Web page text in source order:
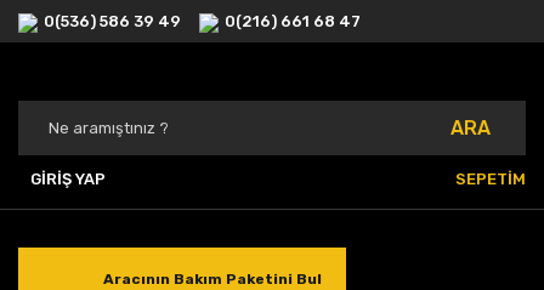
0(536) 586 39 49 0(216) 661 68 47
ARA
GİRİŞ YAP SEPETİM
Aracının Bakım Paketini Bul